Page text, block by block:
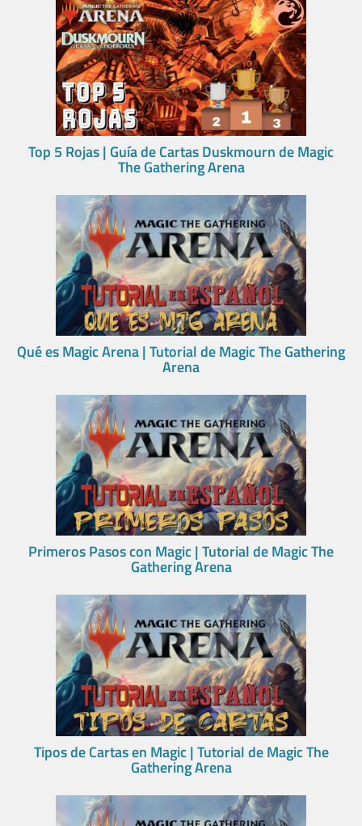
Top 5 Rojas | Guía de Cartas Duskmourn de Magic
The Gathering Arena
Qué es Magic Arena | Tutorial de Magic The Gathering
Arena
Primeros Pasos con Magic | Tutorial de Magic The
Gathering Arena
Tipos de Cartas en Magic | Tutorial de Magic The
Gathering Arena